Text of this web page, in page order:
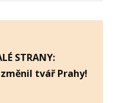
STRANY:
tvář Prahy!